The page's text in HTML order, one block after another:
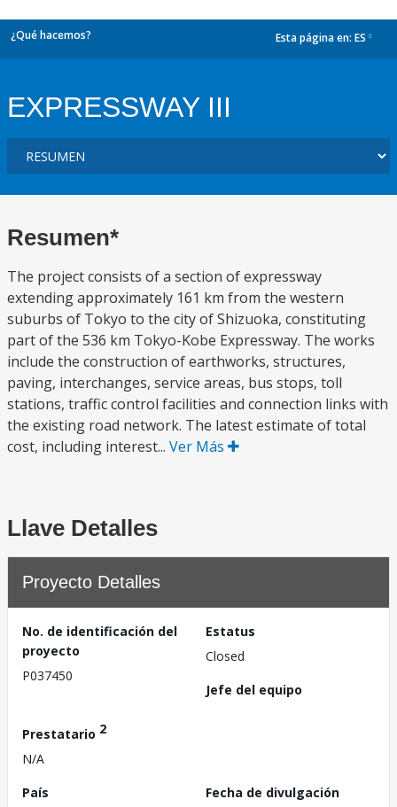
¿Qué hacemos? Esta página en: ES
EXPRESSWAY III
Resumen*
The project consists of a section of expressway
extending approximately 161 km from the western
suburbs of Tokyo to the city of Shizuoka, constituting
part of the 536 km Tokyo-Kobe Expressway. The works
include the construction of earthworks, structures,
paving, interchanges, service areas, bus stops, toll
stations, traffic control facilities and connection links with
the existing road network. The latest estimate of total
cost, including interest... Ver Más
Llave Detalles
Proyecto Detalles
No. de identificación del
proyecto
P037450
Estatus
Closed
Jefe del equipo
Prestatario 2
N/A
País
Fecha de divulgación